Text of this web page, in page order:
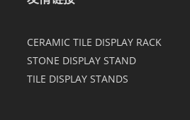
CERAMIC TILE DISPLAY RACK
STONE DISPLAY STAND
TILE DISPLAY STANDS